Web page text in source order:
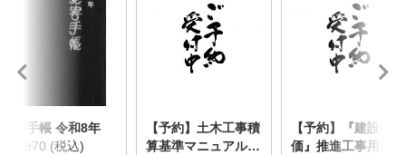
災害手帳 令和8年
￥2,970 (税込)
【予約】土木工事積
算基準マニュアル
【予約】『建設物
価』推進工事用機械